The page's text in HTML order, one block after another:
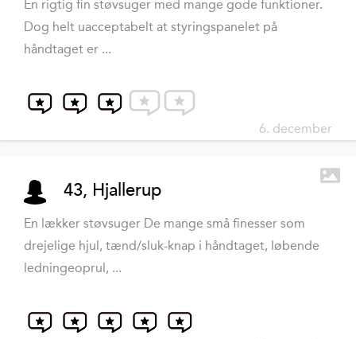
En rigtig fin støvsuger med mange gode funktioner.
Dog helt uacceptabelt at styringspanelet på
håndtaget er ...
6. december
43, Hjallerup
En lækker støvsuger De mange små finesser som
drejelige hjul, tænd/sluk-knap i håndtaget, løbende
ledningeoprul, ...